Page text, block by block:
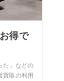
得で
た」などの
買取の利用